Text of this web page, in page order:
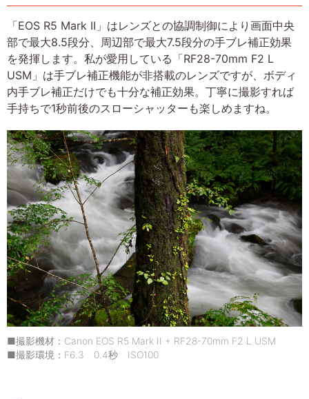
「EOS R5 Mark II」はレンズとの協調制御により画面中央
部で最大8.5段分、周辺部で最大7.5段分の手ブレ補正効果
を発揮します。私が愛用している「RF28-70mm F2 L
USM」は手ブレ補正機能が非搭載のレンズですが、ボディ
内手ブレ補正だけでも十分な補正効果。丁寧に撮影すれば
手持ちで1秒前後のスローシャッターも楽しめますね。
■撮影機材：Canon EOS R5 Mark II + RF28-70mm F2 L USM
■撮影環境：F6.3 0.4秒 ISO100